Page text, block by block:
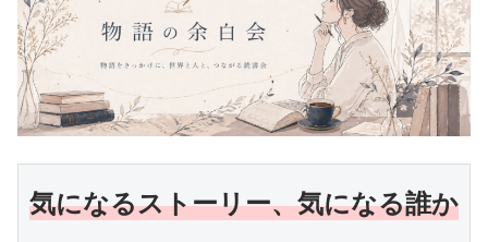
気になるストーリー、気になる誰か